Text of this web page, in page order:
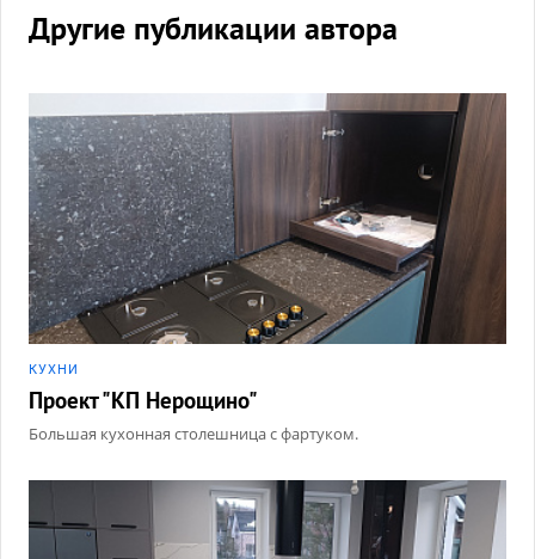
Другие публикации автора
КУХНИ
Проект "КП Нерощино"
Большая кухонная столешница с фартуком.